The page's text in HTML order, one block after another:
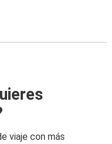
viaje con más